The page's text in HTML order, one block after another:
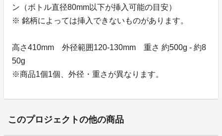
ン（ボトル直径80mm以下が挿入可能の目安）
※ 銘柄によっては挿入できないものがあります。
高さ410mm 外径範囲120-130mm 重さ 約500g - 約8
50g
※商品1個1個、外径・重さが異なります。
このプロジェクトの他の商品